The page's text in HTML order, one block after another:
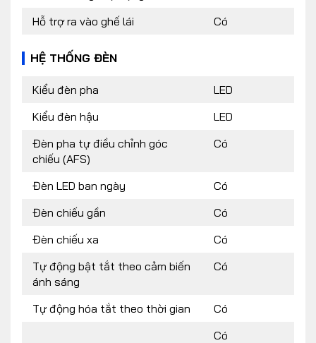
Hỗ trợ ra vào ghế lái
Có
HỆ THỐNG ĐÈN
Kiểu đèn pha
LED
Kiểu đèn hậu
LED
Đèn pha tự điều chỉnh góc
chiếu (AFS)
Có
Đèn LED ban ngày
Có
Đèn chiếu gần
Có
Đèn chiếu xa
Có
Tự động bật tắt theo cảm biến
ánh sáng
Có
Tự động hóa tắt theo thời gian
Có
Có